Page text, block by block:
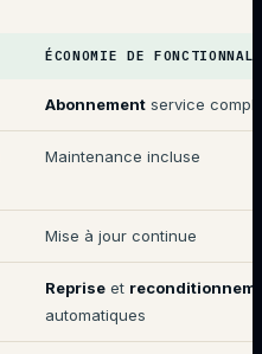
ÉCONOMIE DE
Abonnement service
Maintenance incluse
Mise à jour continue
Reprise et
automatiques